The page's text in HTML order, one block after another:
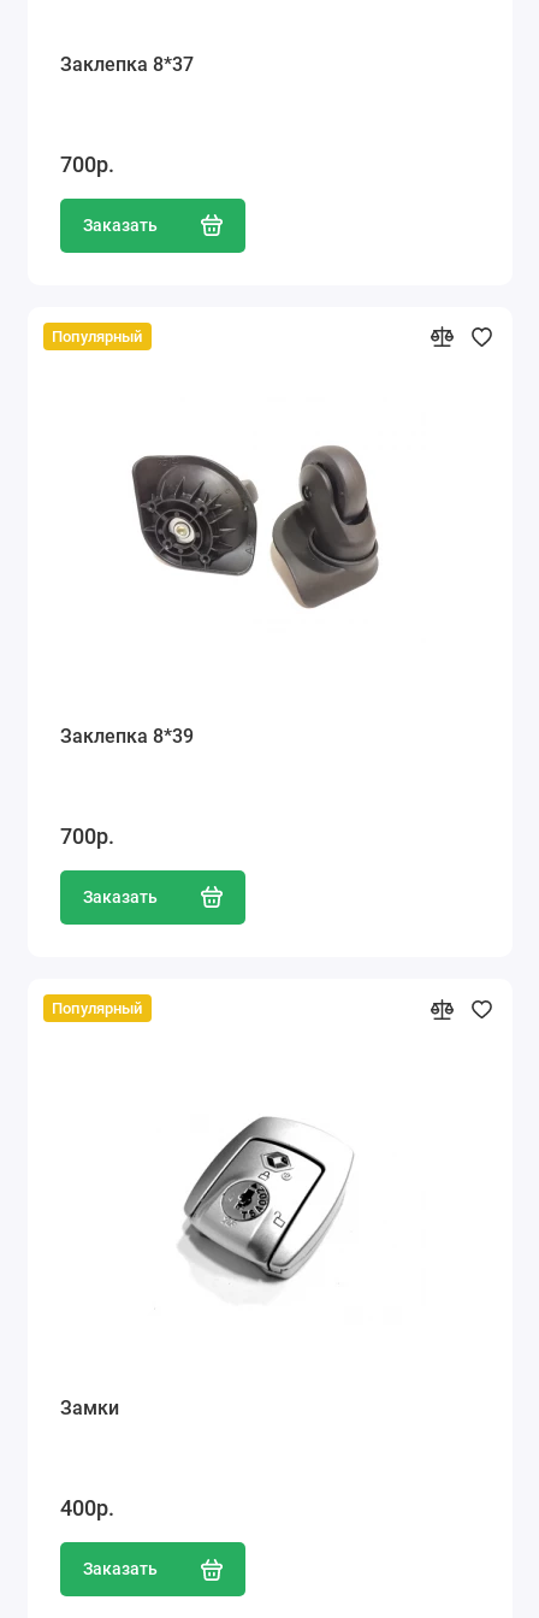
Заклепка 8*37
700р.
Заказать
Популярный
Заклепка 8*39
700р.
Заказать
Популярный
Замки
400р.
Заказать